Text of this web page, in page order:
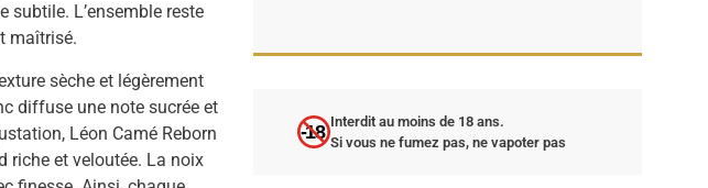
subtile. L’ensemble reste
maîtrisé.
sèche et légèrement
diffuse une note sucrée et
Léon Camé Reborn
riche et veloutée. La noix
-18 Interdit au moins de 18 ans.
Si vous ne fumez pas, ne vapoter pas